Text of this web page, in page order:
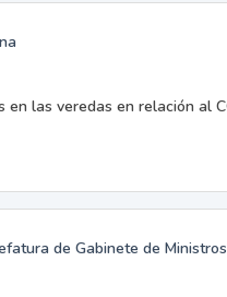
las veredas en relación al
de Gabinete de Ministros